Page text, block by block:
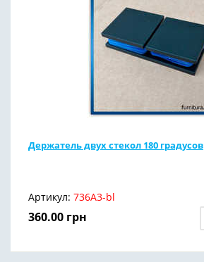
Держатель двух стекол 180 градусов
Артикул: 736А3-bl
360.00 грн